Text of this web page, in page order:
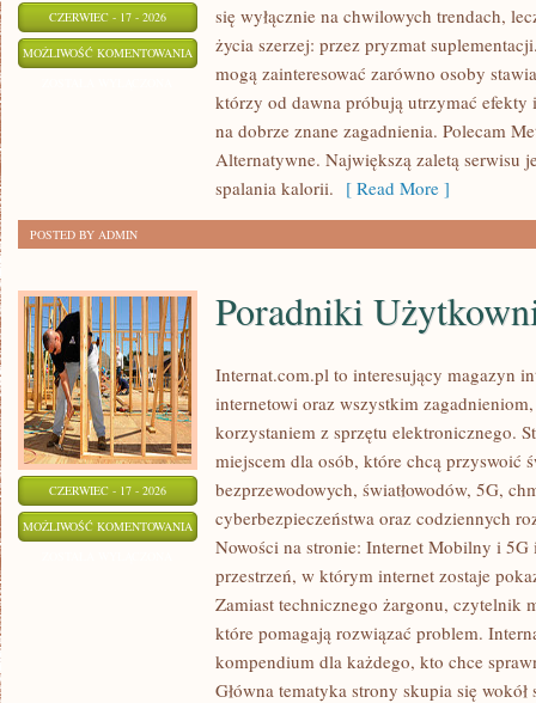
CZERWIEC - 17 - 2026
MOŻLIWOŚĆ KOMENTOWANIA NAUKA
SPALANIU
KALORII
się wyłącznie na chwilowych trendach,
życia szerzej: przez pryzmat
mogą zainteresować zarówno osoby
którzy od dawna próbują utrzymać efekty
na dobrze znane zagadnienia. Polecam
Alternatywne. Największą zaletą serwisu
spalania kalorii. [ Read More ]
POSTED BY ADMIN
CZERWIEC - 17 - 2026
MOŻLIWOŚĆ KOMENTOWANIA PORADNIKI
UŻYTKOWNIKA
Poradniki
Internat.com.pl to interesujący magazyn
internetowi oraz wszystkim
korzystaniem z sprzętu elektronicznego.
miejscem dla osób, które chcą przyswoić
bezprzewodowych, światłowodów, 5G,
cyberbezpieczeństwa oraz codziennych
Nowości na stronie: Internet Mobilny i 5G
przestrzeń, w którym internet zostaje
Zamiast technicznego żargonu, czytelnik
które pomagają rozwiązać problem.
kompendium dla każdego, kto chce
Główna tematyka strony skupia się